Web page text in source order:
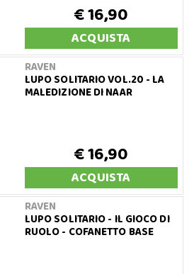
€ 16,90
ACQUISTA
RAVEN
LUPO SOLITARIO VOL.20 - LA
MALEDIZIONE DI NAAR
€ 16,90
ACQUISTA
RAVEN
LUPO SOLITARIO - IL GIOCO DI
RUOLO - COFANETTO BASE